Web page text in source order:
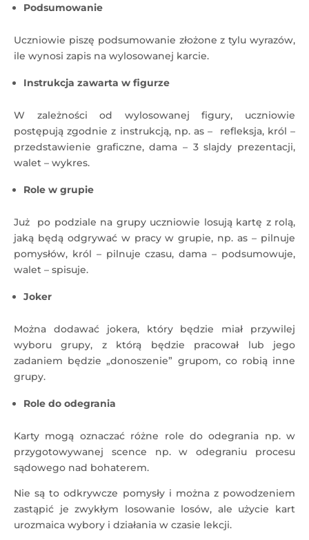
Podsumowanie
Uczniowie piszę podsumowanie złożone z tylu wyrazów,
ile wynosi zapis na wylosowanej karcie.
Instrukcja zawarta w figurze
W zależności od wylosowanej figury, uczniowie
postępują zgodnie z instrukcją, np. as – refleksja, król –
przedstawienie graficzne, dama – 3 slajdy prezentacji,
walet – wykres.
Role w grupie
Już po podziale na grupy uczniowie losują kartę z rolą,
jaką będą odgrywać w pracy w grupie, np. as – pilnuje
pomysłów, król – pilnuje czasu, dama – podsumowuje,
walet – spisuje.
Joker
Można dodawać jokera, który będzie miał przywilej
wyboru grupy, z którą będzie pracował lub jego
zadaniem będzie „donoszenie” grupom, co robią inne
grupy.
Role do odegrania
Karty mogą oznaczać różne role do odegrania np. w
przygotowywanej scence np. w odegraniu procesu
sądowego nad bohaterem.
Nie są to odkrywcze pomysły i można z powodzeniem
zastąpić je zwykłym losowanie losów, ale użycie kart
urozmaica wybory i działania w czasie lekcji.